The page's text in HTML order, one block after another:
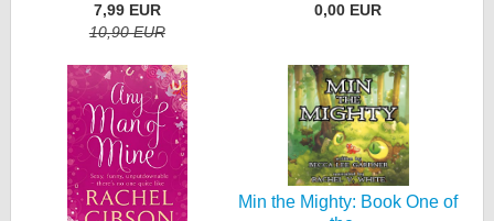
7,99 EUR
10,90 EUR
0,00 EUR
Min the Mighty: Book One of